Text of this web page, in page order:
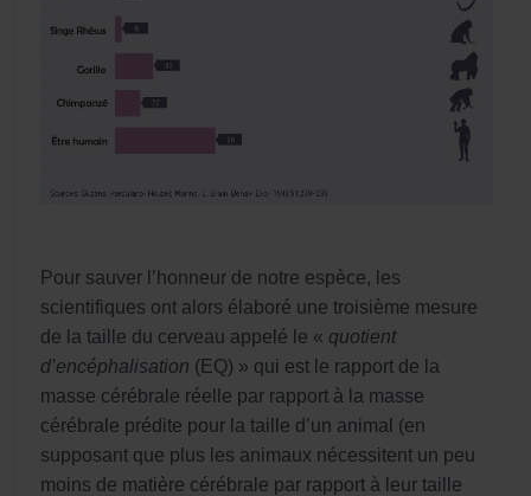
Pour sauver l’honneur de notre espèce, les
scientifiques ont alors élaboré une troisième mesure
de la taille du cerveau appelé le « quotient
d’encéphalisation (EQ) » qui est le rapport de la
masse cérébrale réelle par rapport à la masse
cérébrale prédite pour la taille d’un animal (en
supposant que plus les animaux nécessitent un peu
moins de matière cérébrale par rapport à leur taille